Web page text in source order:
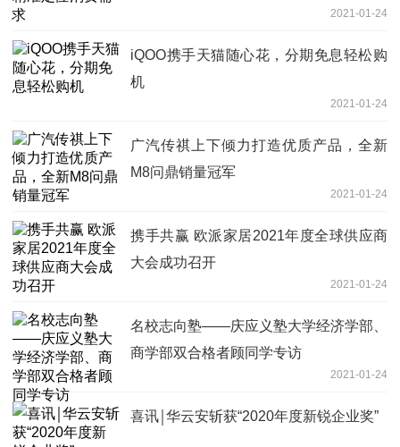
2021-01-24
iQOO携手天猫随心花，分期免息轻松购
机
2021-01-24
广汽传祺上下倾力打造优质产品，全新
M8问鼎销量冠军
2021-01-24
携手共赢 欧派家居2021年度全球供应商
大会成功召开
2021-01-24
名校志向塾——庆应义塾大学经济学部、
商学部双合格者顾同学专访
2021-01-24
喜讯￨华云安斩获“2020年度新锐企业奖”